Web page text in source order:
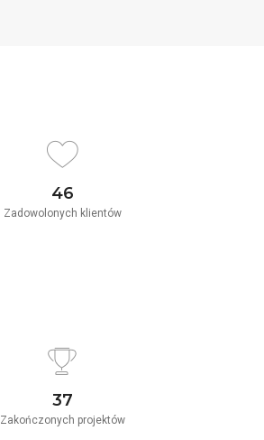
46
Zadowolonych klientów
37
Zakończonych projektów